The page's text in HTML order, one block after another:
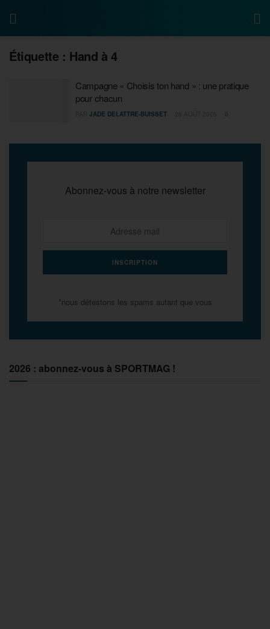
Étiquette : Hand à 4
Campagne « Choisis ton hand » : une pratique
pour chacun
JADE DELATTRE-BUISSET
Abonnez-vous à notre newsletter
*nous détestons les spams autant que vous
2026 : abonnez-vous à SPORTMAG !